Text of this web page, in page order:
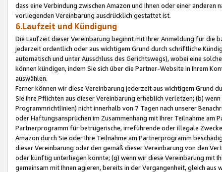
dass eine Verbindung zwischen Amazon und Ihnen oder einer
vorliegenden Vereinbarung ausdrücklich gestattet ist.
6.Laufzeit und Kündigung
Die Laufzeit dieser Vereinbarung beginnt mit Ihrer Anmeldung für die
jederzeit ordentlich oder aus wichtigem Grund durch schriftliche
automatisch und unter Ausschluss des Gerichtswegs), wobei eine
können kündigen, indem Sie sich über die Partner-Website in Ihrem
auswählen.
Ferner können wir diese Vereinbarung jederzeit aus wichtigem Grund
Sie Ihre Pflichten aus dieser Vereinbarung erheblich verletzen; (b)
Programmrichtlinien) nicht innerhalb von 7 Tagen nach unserer
oder Haftungsansprüchen im Zusammenhang mit Ihrer Teilnahme am
Partnerprogramm für betrügerische, irreführende oder illegale
Amazon durch Sie oder Ihre Teilnahme am Partnerprogramm
dieser Vereinbarung oder den gemäß dieser Vereinbarung von den
oder künftig unterliegen könnte; (g) wenn wir diese Vereinbarung mit
gemeinsam mit Ihnen agieren, bereits in der Vergangenheit, gleich